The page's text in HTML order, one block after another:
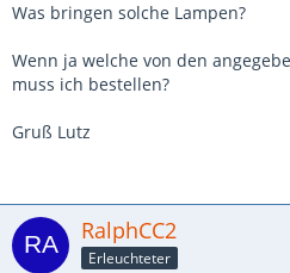
Was bringen solche Lampen?
Wenn ja welche von den
muss ich bestellen?
Gruß Lutz
RalphCC2
Erleuchteter